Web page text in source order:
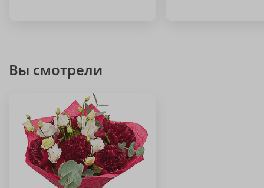
Вы смотрели